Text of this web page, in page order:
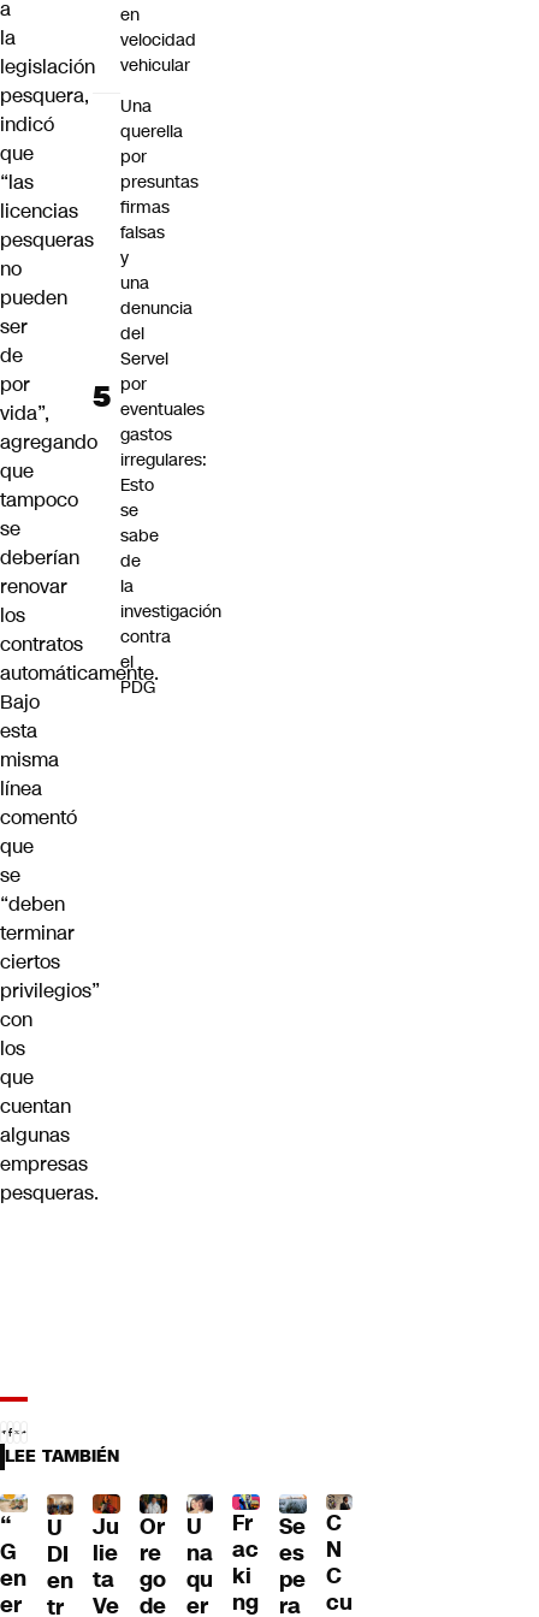
a
la
legislación
pesquera,
indicó
que
“las
licencias
pesqueras
no
pueden
ser
de
por
vida”,
agregando
que
tampoco
se
deberían
renovar
los
contratos
automáticamente.
Bajo
esta
misma
línea
comentó
que
se
“deben
terminar
ciertos
privilegios”
con
los
que
cuentan
algunas
empresas
pesqueras.
en
velocidad
vehicular
Una
querella
por
presuntas
firmas
falsas
y
una
denuncia
del
Servel
por
eventuales
gastos
irregulares:
Esto
se
sabe
de
la
investigación
contra
el
PDG
LEE TAMBIÉN
“
G
en
er
U
DI
en
tr
Ju
lie
ta
Ve
Or
re
go
de
U
na
qu
er
Fr
ac
ki
ng
Se
es
pe
ra
C
N
C
cu